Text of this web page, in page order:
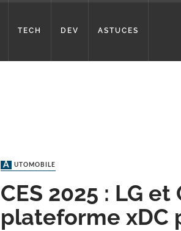
TECH DEV ASTUCES
AUTOMOBILE
CES 2025 : LG
plateforme xDC